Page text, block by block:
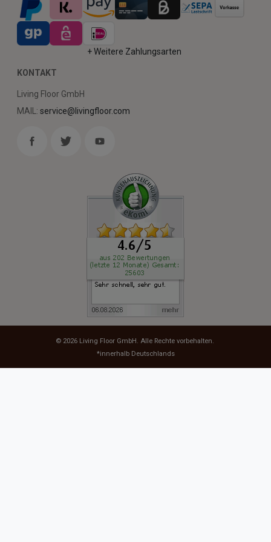
+ Weitere Zahlungsarten
KONTAKT
Living Floor GmbH
MAIL: service@livingfloor.com
© 2026 Living Floor GmbH . Alle Rechte vorbehalten.
*innerhalb Deutschlands